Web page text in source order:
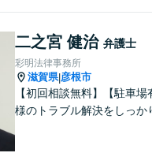
二之宮 健治 弁護士
彩明法律事務所
滋賀県|彦根市
【初回相談無料】【駐車
様のトラブル解決をしっか